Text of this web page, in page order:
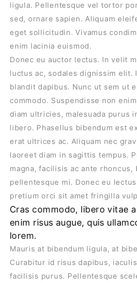
ligula. Pellentesque vel tortor
sed, ornare sapien. Aliquam
eget sollicitudin. Vivamus
enim lacinia euismod.
Donec eu auctor lectus. In velit
luctus ac, sodales dignissim elit.
blandit dapibus. Nunc ut sem ut
commodo. Suspendisse non
diam ultricies, malesuada purus
libero. Phasellus bibendum est
erat ultrices ac. Aliquam nec
laoreet diam in sagittis tempus.
magna, facilisis ac ante rhoncus,
pellentesque mi. Donec eu lectus
pretium orci sit amet fringilla
Cras commodo, libero vitae
enim risus augue, quis
lorem.
Mauris at bibendum ligula, at
Curabitur id risus dapibus,
facilisis purus. Pellentesque